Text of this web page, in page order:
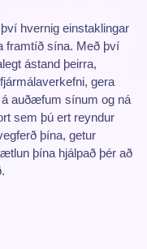
hvernig einstaklingar
framtíð sína. Með því
ástand þeirra,
gera
auðæfum sínum og ná
sem þú ert reyndur
þína, getur
þína hjálpað þér að